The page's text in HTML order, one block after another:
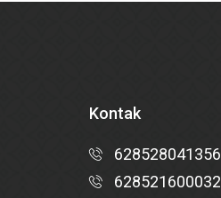
Kontak